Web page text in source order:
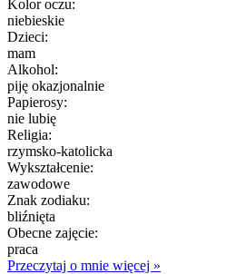
Kolor oczu:
niebieskie
Dzieci:
mam
Alkohol:
piję okazjonalnie
Papierosy:
nie lubię
Religia:
rzymsko-katolicka
Wykształcenie:
zawodowe
Znak zodiaku:
bliźnięta
Obecne zajęcie:
praca
Przeczytaj o mnie więcej »